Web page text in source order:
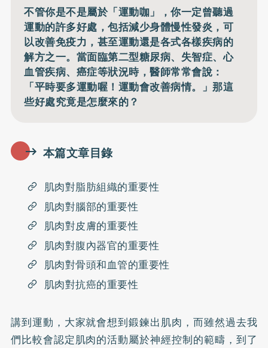
不管你是不是屬於「運動咖」，你一定曾聽過
運動的許多好處，包括減少身體慢性發炎，可
以改善免疫力，甚至運動還是各式各樣疾病的
解方之一。當面臨第二型糖尿病、失智症、心
血管疾病、癌症等狀況時，醫師常常會說：
「平時要多運動喔！運動會改善病情。」那這
些好處究竟是怎麼來的？
本篇文章目錄
肌肉對脂肪組織的重要性
肌肉對腦部的重要性
肌肉對皮膚的重要性
肌肉對腹內器官的重要性
肌肉對骨頭和血管的重要性
肌肉對抗癌的重要性
講到運動，大家就會想到鍛鍊出肌肉，而雖然過去我
們比較會認定肌肉的活動屬於神經控制的範疇，到了